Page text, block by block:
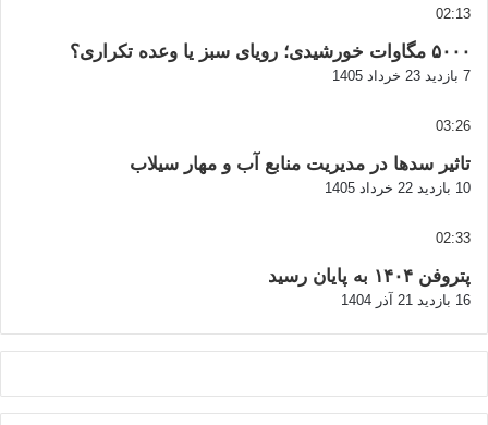
02:13
۵۰۰۰ مگاوات خورشیدی؛ رویای سبز یا وعده تکراری؟
7 بازدید 23 خرداد 1405
03:26
تاثیر سدها در مدیریت منابع آب و مهار سیلاب
10 بازدید 22 خرداد 1405
02:33
پتروفن ۱۴۰۴ به پایان رسید
16 بازدید 21 آذر 1404